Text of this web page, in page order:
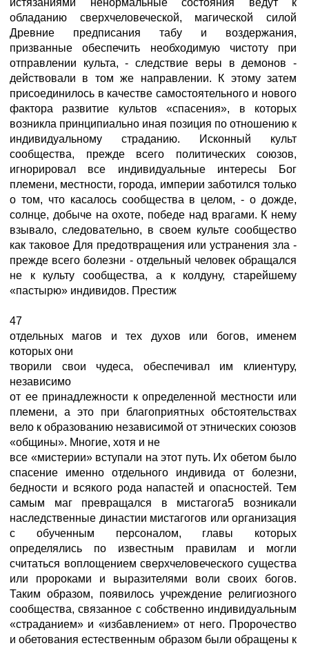
истязаниями ненормальные состояния ведут к
обладанию сверхчеловеческой, магической силой
Древние предписания табу и воздержания,
призванные обеспечить необходимую чистоту при
отправлении культа, - следствие веры в демонов -
действовали в том же направлении. К этому затем
присоединилось в качестве самостоятельного и нового
фактора развитие культов «спасения», в которых
возникла принципиально иная позиция по отношению к
индивидуальному страданию. Исконный культ
сообщества, прежде всего политических союзов,
игнорировал все индивидуальные интересы Бог
племени, местности, города, империи заботился только
о том, что касалось сообщества в целом, - о дожде,
солнце, добыче на охоте, победе над врагами. К нему
взывало, следовательно, в своем культе сообщество
как таковое Для предотвращения или устранения зла -
прежде всего болезни - отдельный человек обращался
не к культу сообщества, а к колдуну, старейшему
«пастырю» индивидов. Престиж
47
отдельных магов и тех духов или богов, именем
которых они
творили свои чудеса, обеспечивал им клиентуру,
независимо
от ее принадлежности к определенной местности или
племени, а это при благоприятных обстоятельствах
вело к образованию независимой от этнических союзов
«общины». Многие, хотя и не
все «мистерии» вступали на этот путь. Их обетом было
спасение именно отдельного индивида от болезни,
бедности и всякого рода напастей и опасностей. Тем
самым маг превращался в мистагога5 возникали
наследственные династии мистагогов или организация
с обученным персоналом, главы которых
определялись по известным правилам и могли
считаться воплощением сверхчеловеческого существа
или пророками и выразителями воли своих богов.
Таким образом, появилось учреждение религиозного
сообщества, связанное с собственно индивидуальным
«страданием» и «избавлением» от него. Пророчество
и обетования естественным образом были обращены к